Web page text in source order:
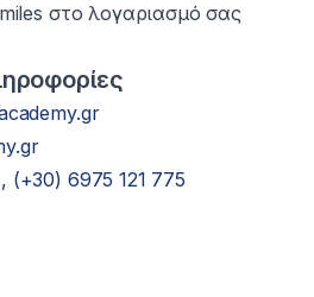
στο λογαριασμό σας
(+30) 6975 121 775